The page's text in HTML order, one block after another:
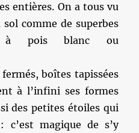
entières. On a tous vu
comme de superbes
à pois blanc ou
boîtes tapissées
à l’infini ses formes
des petites étoiles qui
c’est magique de s’y